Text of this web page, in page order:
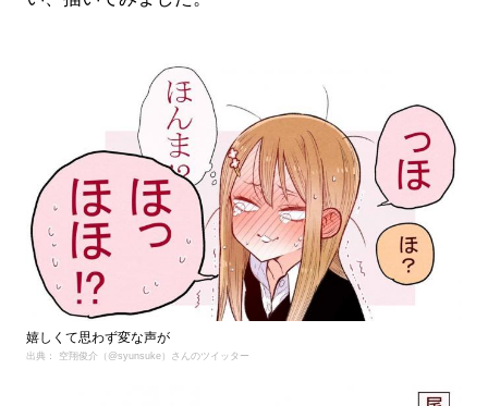
嬉しくて思わず変な声が
出典： 空翔俊介（@syunsuke）さんのツイッター